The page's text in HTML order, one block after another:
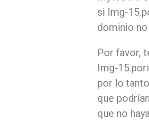
si Img-
dominio
Por favor,
Img-
por lo
que
que no